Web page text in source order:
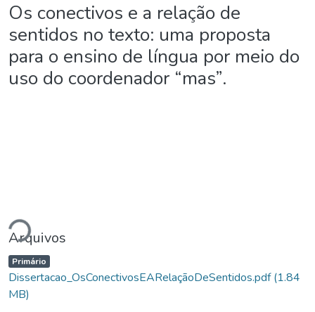
Os conectivos e a relação de
sentidos no texto: uma proposta
para o ensino de língua por meio do
uso do coordenador “mas”.
Carregando...
Arquivos
Primário
Dissertacao_OsConectivosEARelaçãoDeSentidos.pdf(1.84
MB)